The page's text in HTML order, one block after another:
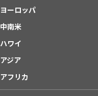
ヨーロッパ
中南米
ハワイ
アジア
アフリカ